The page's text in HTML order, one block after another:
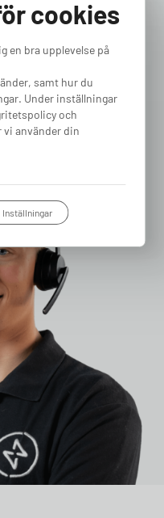
experter finns till hands
frågor till praktiska
dig!
cookies
en bra upplevelse på
samt hur du
Under inställningar
och
vi använder din
Inställningar